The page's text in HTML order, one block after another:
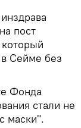
пост
Сейме без
Фонда
стали не
маски".